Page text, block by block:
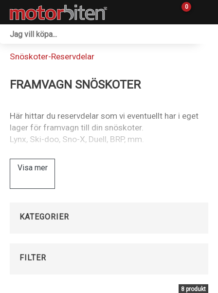
0
Snöskoter-Reservdelar
FRAMVAGN SNÖSKOTER
Här hittar du reservdelar som vi eventuellt har i eget
lager för framvagn till din snöskoter.
Lynx, Ski-doo, Sno-X, Duell, BRP, mm.
Visa mer
KATEGORIER
FILTER
8 produkt